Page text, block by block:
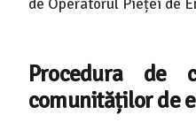
de Operatorul Pieței de
Procedura de
comunităților de